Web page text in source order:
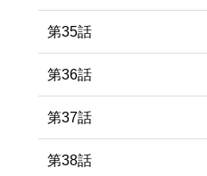
第35話
第36話
第37話
第38話